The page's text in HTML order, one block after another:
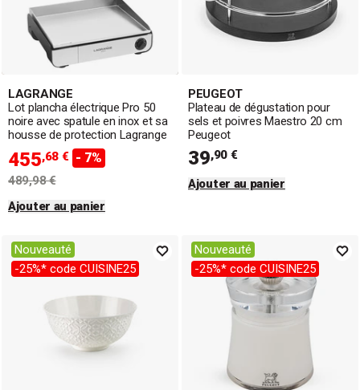
LAGRANGE
Lot plancha électrique Pro 50
noire avec spatule en inox et sa
housse de protection Lagrange
455,68 € - 7%
489,98 €
Ajouter au panier
PEUGEOT
Plateau de dégustation pour
sels et poivres Maestro 20 cm
Peugeot
39,90 €
Ajouter au panier
Nouveauté
-25%* code CUISINE25
Nouveauté
-25%* code CUISINE25